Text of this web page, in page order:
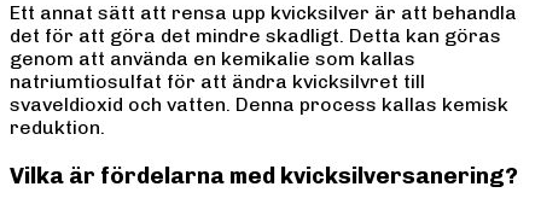
Ett annat sätt att rensa upp kvicksilver är att behandla
det för att göra det mindre skadligt. Detta kan göras
genom att använda en kemikalie som kallas
natriumtiosulfat för att ändra kvicksilvret till
svaveldioxid och vatten. Denna process kallas kemisk
reduktion.
Vilka är fördelarna med kvicksilversanering?